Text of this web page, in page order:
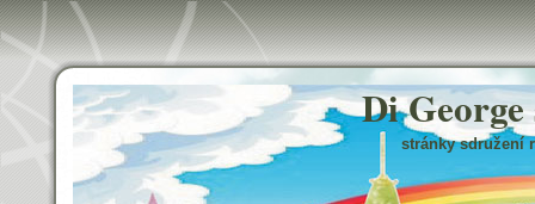
Di
stránky sdružení